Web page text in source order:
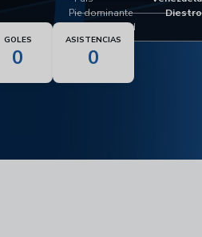
Pie dominante Diestro
Nacionalidad
GOLES
0
ASISTENCIAS
0